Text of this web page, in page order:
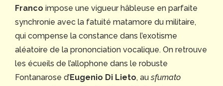
Franco impose une vigueur hâbleuse en parfaite
synchronie avec la fatuité matamore du militaire,
qui compense la constance dans l’exotisme
aléatoire de la prononciation vocalique. On retrouve
les écueils de l’allophone dans le robuste
Fontanarose d’Eugenio Di Lieto, ausfumato